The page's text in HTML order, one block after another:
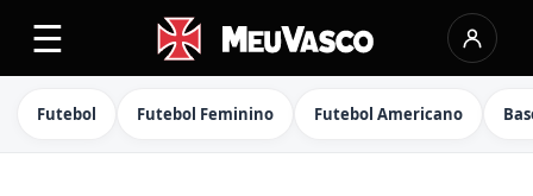
☰
Futebol Futebol Feminino Futebol Americano